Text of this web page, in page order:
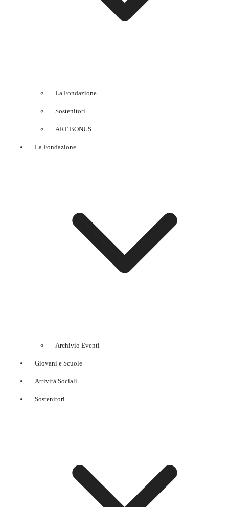
La Fondazione
Sostenitori
ART BONUS
La Fondazione
Archivio Eventi
Giovani e Scuole
Attività Sociali
Sostenitori